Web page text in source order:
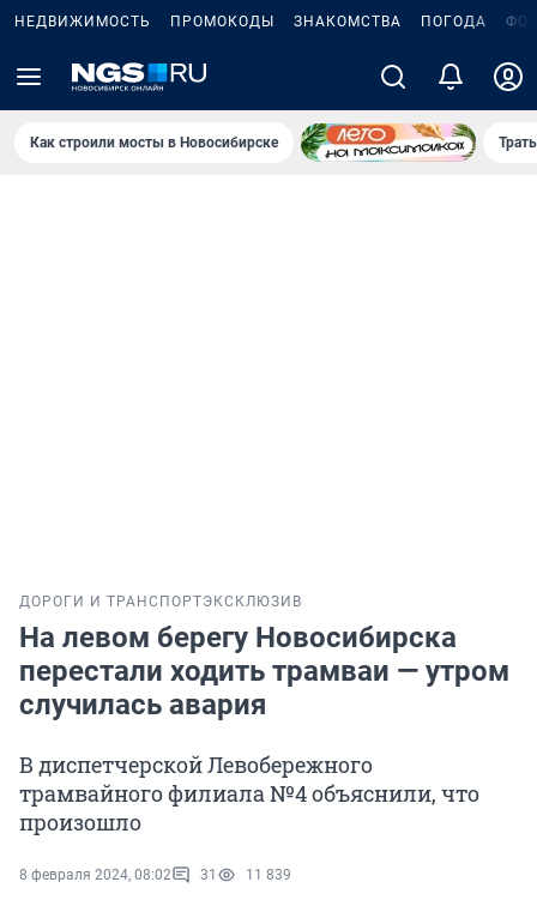
НЕДВИЖИМОСТЬ ПРОМОКОДЫ ЗНАКОМСТВА ПОГОДА
Как строили мосты в Новосибирске
ДОРОГИ И ТРАНСПОРТЭКСКЛЮЗИВ
На левом берегу Новосибирска
перестали ходить трамваи — утром
случилась авария
В диспетчерской Левобережного
трамвайного филиала №4 объяснили, что
произошло
8 февраля 2024, 08:02 31 11 839